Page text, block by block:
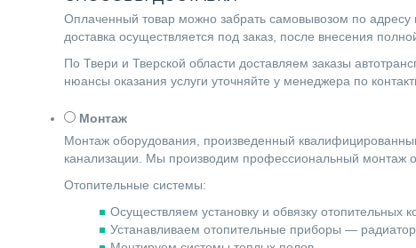
Оплаченный товар можно забрать самовывозом по адресу
доставка осуществляется под заказ, после внесения
По Твери и Тверской области доставляем заказы
нюансы оказания услуги уточняйте у менеджера по
Монтаж
Монтаж оборудования, произведенный
канализации. Мы производим профессиональный монтаж
Отопительные системы:
Осуществляем установку и обвязку отопительных
Устанавливаем отопительные приборы —